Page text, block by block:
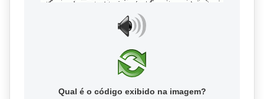
Qual é o código exibido na imagem?